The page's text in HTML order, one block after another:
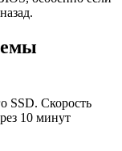
SSD. Скорость
10 минут